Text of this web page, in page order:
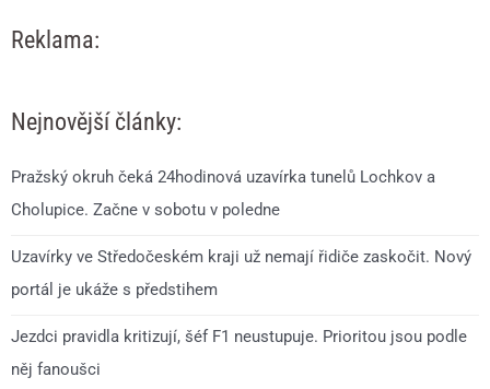
Reklama:
Nejnovější články:
Pražský okruh čeká 24hodinová uzavírka tunelů Lochkov a
Cholupice. Začne v sobotu v poledne
Uzavírky ve Středočeském kraji už nemají řidiče zaskočit. Nový
portál je ukáže s předstihem
Jezdci pravidla kritizují, šéf F1 neustupuje. Prioritou jsou podle
něj fanoušci